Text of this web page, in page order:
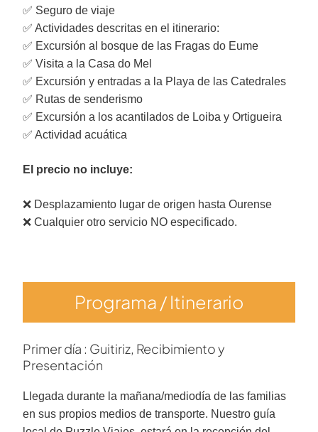
✅ Seguro de viaje
✅ Actividades descritas en el itinerario:
✅ Excursión al bosque de las Fragas do Eume
✅ Visita a la Casa do Mel
✅ Excursión y entradas a la Playa de las Catedrales
✅ Rutas de senderismo
✅ Excursión a los acantilados de Loiba y Ortigueira
✅ Actividad acuática
El precio no incluye:
❌ Desplazamiento lugar de origen hasta Ourense
❌ Cualquier otro servicio NO especificado.
Programa / Itinerario
Primer día : Guitiriz, Recibimiento y
Presentación
Llegada durante la mañana/mediodía de las familias
en sus propios medios de transporte. Nuestro guía